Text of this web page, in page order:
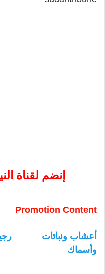
إنضم لقناة
Promotion Content
أعشاب ونباتات
وأسماك